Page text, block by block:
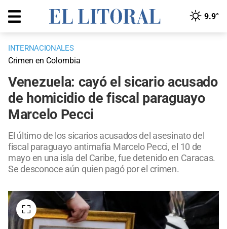
9.9°
INTERNACIONALES
Crimen en Colombia
Venezuela: cayó el sicario acusado
de homicidio de fiscal paraguayo
Marcelo Pecci
El último de los sicarios acusados del asesinato del
fiscal paraguayo antimafia Marcelo Pecci, el 10 de
mayo en una isla del Caribe, fue detenido en Caracas.
Se desconoce aún quien pagó por el crimen.